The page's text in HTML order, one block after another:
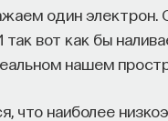
один
вот как бы
нашем
что наиболее